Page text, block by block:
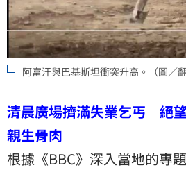
阿富汗與巴基斯坦衝突升高。（圖／
清晨廣場擠滿失業乞丐 絕
親生骨肉
根據《BBC》深入當地的專